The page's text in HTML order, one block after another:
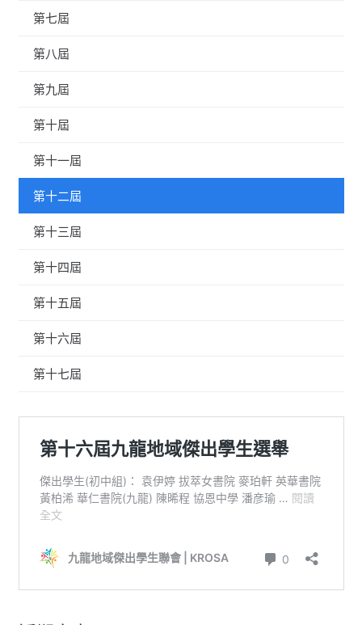
第七屆
第八屆
第九屆
第十屆
第十一屆
第十二屆
第十三屆
第十四屆
第十五屆
第十六屆
第十七屆